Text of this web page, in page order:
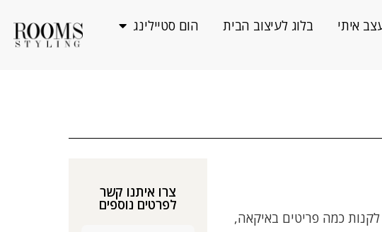
איתי בלוג לעיצוב הבית
הום סטיילינג
כמה פריטים באיקאה,
צרו איתנו קשר
לפרטים נוספים